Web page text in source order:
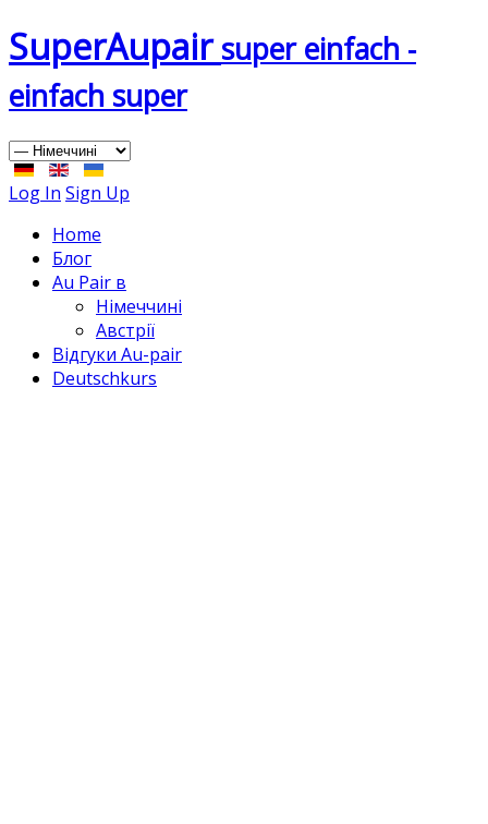
SuperAupair super einfach -
einfach super
Log In Sign Up
Home
Блог
Au Pair в
Німеччині
Австрії
Відгуки Au-pair
Deutschkurs